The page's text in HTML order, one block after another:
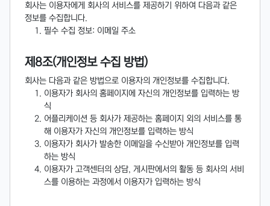
회사는 이용자에게 회사의 서비스를 제공하기 위하여 다음과 같은
정보를 수집합니다.
필수 수집 정보: 이메일 주소
제8조(개인정보 수집 방법)
회사는 다음과 같은 방법으로 이용자의 개인정보를 수집합니다.
이용자가 회사의 홈페이지에 자신의 개인정보를 입력하는 방
식
어플리케이션 등 회사가 제공하는 홈페이지 외의 서비스를 통
해 이용자가 자신의 개인정보를 입력하는 방식
이용자가 회사가 발송한 이메일을 수신받아 개인정보를 입력
하는 방식
이용자가 고객센터의 상담, 게시판에서의 활동 등 회사의 서비
스를 이용하는 과정에서 이용자가 입력하는 방식